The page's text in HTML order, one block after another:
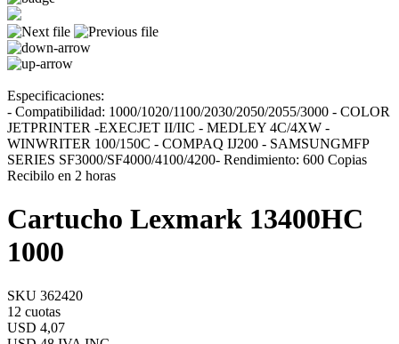
Especificaciones:
- Compatibilidad: 1000/1020/1100/2030/2050/2055/3000 - COLOR
JETPRINTER -EXECJET II/IIC - MEDLEY 4C/4XW -
WINWRITER 100/150C - COMPAQ IJ200 - SAMSUNGMFP
SERIES SF3000/SF4000/4100/4200- Rendimiento: 600 Copias
Recibilo en 2 horas
Cartucho Lexmark 13400HC
1000
SKU 362420
12 cuotas
USD 4,07